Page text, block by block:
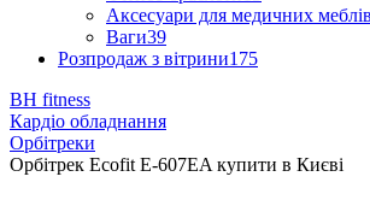
Аксесуари для медичних
Ваги39
Розпродаж з вітрини175
BH fitness
Кардіо обладнання
Орбітреки
Орбітрек Ecofit E-607EA купити в Києві